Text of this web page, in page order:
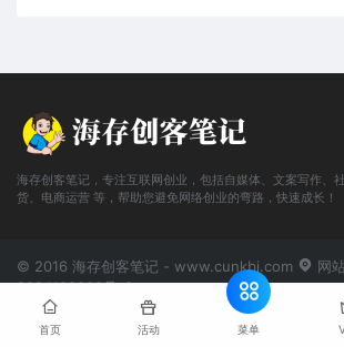
海存创客笔记，专注互联网创业，包括自媒体、文案写作、
货、电商运营 等，帮助您避免网络创业的弯路，快速成长！
© 2016 海存创客笔记 - www.cunkbj.com 网
2024108698号-2
首页 活动 菜单